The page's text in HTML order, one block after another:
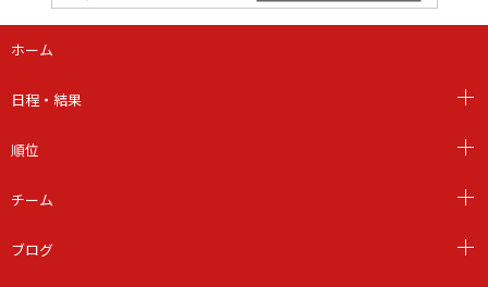
ホーム
日程・結果
順位
チーム
ブログ